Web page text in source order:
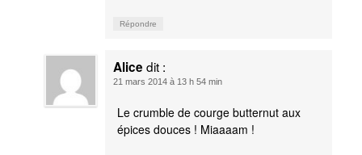
Répondre
Alice dit :
21 mars 2014 à 13 h 54 min
Le crumble de courge butternut aux
épices douces ! Miaaaam !